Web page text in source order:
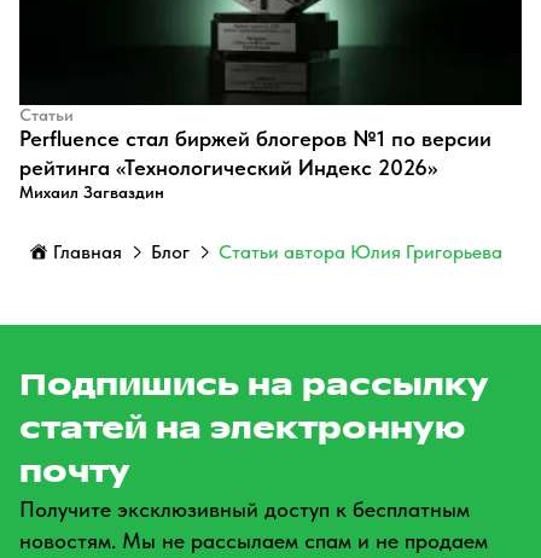
Статьи
Perfluence стал биржей блогеров №1 по версии
рейтинга «Технологический Индекс 2026»
Михаил Загваздин
Главная Блог Статьи автора Юлия Григорьева
Подпишись на рассылку
статей на электронную
почту
Получите эксклюзивный доступ к бесплатным
новостям. Мы не рассылаем спам и не продаем